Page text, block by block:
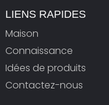
LIENS RAPIDES
Maison
Connaissance
Idées de produits
Contactez-nous